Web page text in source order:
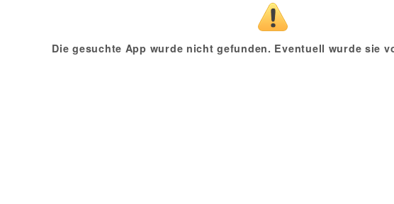
Die gesuchte App wurde nicht gefunden. Eventuell wurde sie